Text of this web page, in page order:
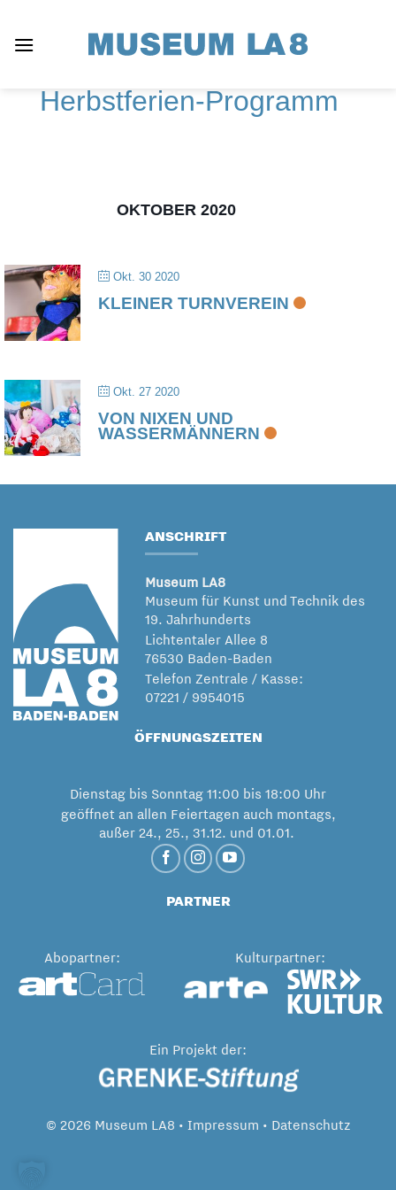
springen
Herbstferien-Programm
OKTOBER 2020
Okt. 30 2020
KLEINER TURNVEREIN
Okt. 27 2020
VON NIXEN UND
WASSERMÄNNERN
ANSCHRIFT
Museum LA8
Museum für Kunst und Technik des
19. Jahrhunderts
Lichtentaler Allee 8
76530 Baden-Baden
Telefon Zentrale / Kasse:
07221 / 9954015
ÖFFNUNGSZEITEN
Dienstag bis Sonntag 11:00 bis 18:00 Uhr
geöffnet an allen Feiertagen auch montags,
außer 24., 25., 31.12. und 01.01.
PARTNER
Abopartner: Kulturpartner:
Ein Projekt der:
© 2026 Museum LA8 • Impressum • Datenschutz